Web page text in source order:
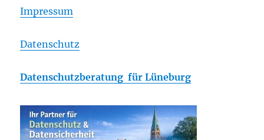
Impressum
Datenschutz
Datenschutzberatung für Lüneburg